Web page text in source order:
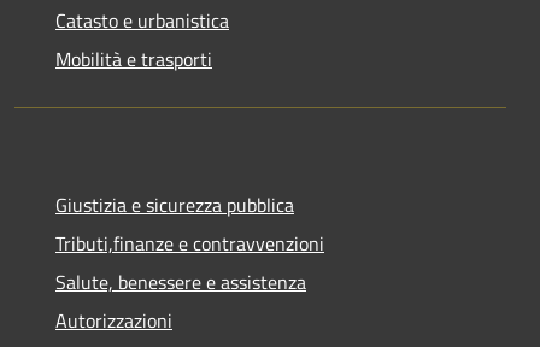
Catasto e urbanistica
Mobilità e trasporti
Giustizia e sicurezza pubblica
Tributi,finanze e contravvenzioni
Salute, benessere e assistenza
Autorizzazioni